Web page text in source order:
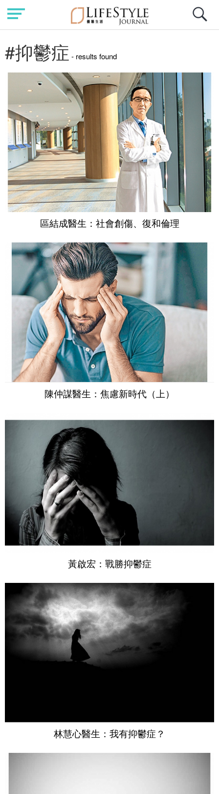
#抑鬱症 - results found
區結成醫生：社會創傷、復和倫理
陳仲謀醫生：焦慮新時代（上）
黃啟宏：戰勝抑鬱症
林慧心醫生：我有抑鬱症？